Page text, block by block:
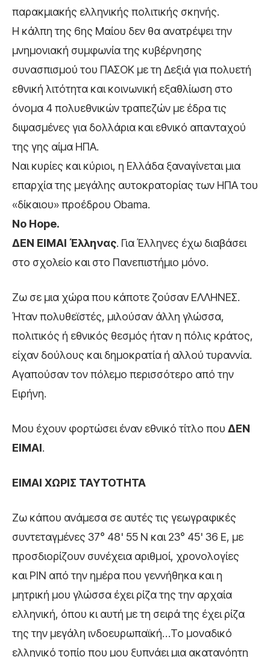
παρακμιακής ελληνικής πολιτικής σκηνής.
Η κάλπη της 6ης Μαίου δεν θα ανατρέψει την
μνημονιακή συμφωνία της κυβέρνησης
συνασπισμού του ΠΑΣΟΚ με τη Δεξιά για πολυετή
εθνική λιτότητα και κοινωνική εξαθλίωση στο
όνομα 4 πολυεθνικών τραπεζών με έδρα τις
διψασμένες για δολλάρια και εθνικό απανταχού
της γης αίμα ΗΠΑ.
Ναι κυρίες και κύριοι, η Ελλάδα ξαναγίνεται μια
επαρχία της μεγάλης αυτοκρατορίας των ΗΠΑ του
«δίκαιου» προέδρου Obama.
No Hope.
ΔΕΝ ΕΙΜΑΙ Έλληνας. Για Έλληνες έχω διαβάσει
στο σχολείο και στο Πανεπιστήμιο μόνο.
Ζω σε μια χώρα που κάποτε ζούσαν ΕΛΛΗΝΕΣ.
Ήταν πολυθεϊστές, μιλούσαν άλλη γλώσσα,
πολιτικός ή εθνικός θεσμός ήταν η πόλις κράτος,
είχαν δούλους και δημοκρατία ή αλλού τυραννία.
Αγαπούσαν τον πόλεμο περισσότερο από την
Ειρήνη.
Μου έχουν φορτώσει έναν εθνικό τίτλο που ΔΕΝ
ΕΙΜΑΙ.
ΕΙΜΑΙ ΧΩΡΙΣ ΤΑΥΤΟΤΗΤΑ
Ζω κάπου ανάμεσα σε αυτές τις γεωγραφικές
συντεταγμένες 37° 48' 55 N και 23° 45' 36 E, με
προσδιορίζουν συνέχεια αριθμοί, χρονολογίες
και PIN από την ημέρα που γεννήθηκα και η
μητρική μου γλώσσα έχει ρίζα της την αρχαία
ελληνική, όπου κι αυτή με τη σειρά της έχει ρίζα
της την μεγάλη ινδοευρωπαϊκή…Το μοναδικό
ελληνικό τοπίο που μου ξυπνάει μια ακατανόητη